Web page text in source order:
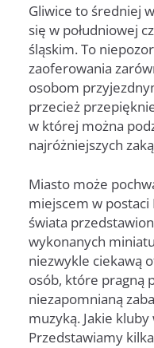
Gliwice to średniej
się w południowej
śląskim. To
zaoferowania
osobom
przecież
w której można
najróżniejszych
Miasto może
miejscem w
świata
wykonanych
niezwykle ciekawą
osób, które pragną
niezapomnianą
muzyką. Jakie
Przedstawiamy